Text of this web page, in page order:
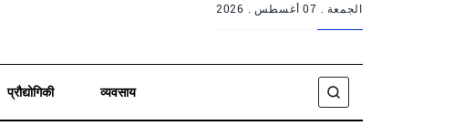
الجمعة . 07 أغسطس . 2026
व्यवसाय
प्रौद्योगिकी